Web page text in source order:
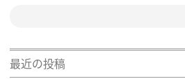
最近の投稿